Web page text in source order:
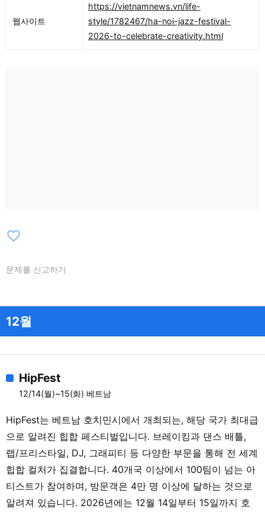
웹사이트
https://vietnamnews.vn/life-
style/1782467/ha-noi-jazz-festival-
2026-to-celebrate-creativity.html
favorite_border
문제를 신고하기
12월
HipFest
12/14(월)~15(화) 베트남
HipFest는 베트남 호치민시에서 개최되는, 해당 국가 최대급
으로 알려진 힙합 페스티벌입니다. 브레이킹과 댄스 배틀,
랩/프리스타일, DJ, 그래피티 등 다양한 부문을 통해 전 세계
힙합 컬처가 집결합니다. 40개국 이상에서 100팀이 넘는 아
티스트가 참여하며, 방문객은 4만 명 이상에 달하는 것으로
알려져 있습니다. 2026년에는 12월 14일부터 15일까지 호